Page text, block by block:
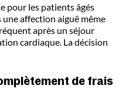
pour les patients âgés
affection aiguë même
après un séjour
cardiaque. La décision
de frais